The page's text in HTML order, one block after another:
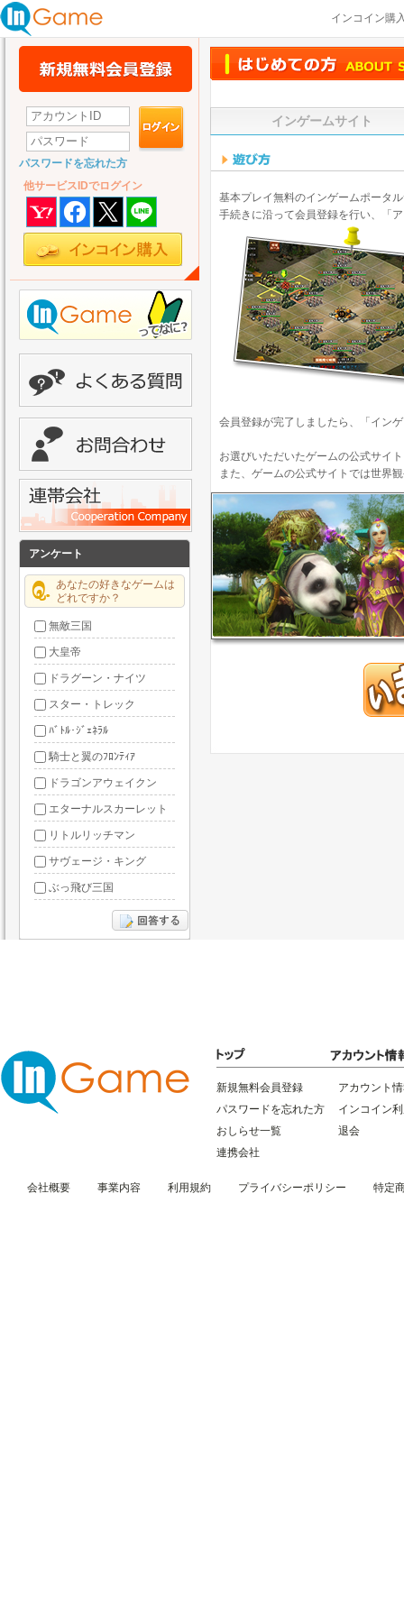
インコイン購
パスワードを忘れた方
他サービスIDでログイン
アンケート
あなたの好きなゲームは
どれですか？
無敵三国
大皇帝
ドラグーン・ナイツ
スター・トレック
ﾊﾞﾄﾙ･ｼﾞｪﾈﾗﾙ
騎士と翼のﾌﾛﾝﾃｨｱ
ドラゴンアウェイクン
エターナルスカーレット
リトルリッチマン
サヴェージ・キング
ぶっ飛び三国
あやかしっくレコード
インゲームサイト
基本プレイ無料のインゲームポータ
手続きに沿って会員登録を行い、「
会員登録が完了しましたら、「イン
お選びいただいたゲームの公式サイ
また、ゲームの公式サイトでは世界
新規無料会員登録
パスワードを忘れた方
おしらせ一覧
連携会社
アカウント
インコイン
退会
会社概要 事業内容 利用規約 プライバシーポリシー 特定